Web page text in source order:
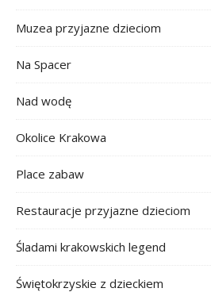
Muzea przyjazne dzieciom
Na Spacer
Nad wodę
Okolice Krakowa
Place zabaw
Restauracje przyjazne dzieciom
Śladami krakowskich legend
Świętokrzyskie z dzieckiem